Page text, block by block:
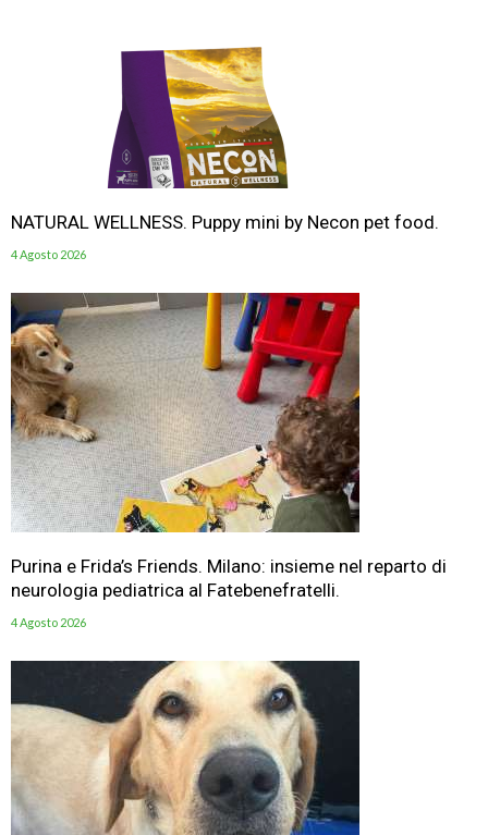
NATURAL WELLNESS. Puppy mini by Necon pet food.
4 Agosto 2026
Purina e Frida’s Friends. Milano: insieme nel reparto di
neurologia pediatrica al Fatebenefratelli.
4 Agosto 2026